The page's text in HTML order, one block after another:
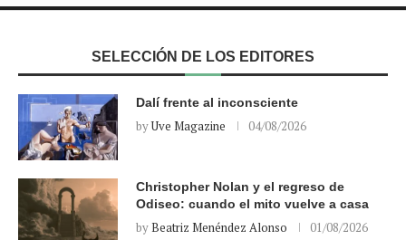
SELECCIÓN DE LOS EDITORES
Dalí frente al inconsciente
byUve Magazine 04/08/2026
Christopher Nolan y el regreso de
Odiseo: cuando el mito vuelve a casa
byBeatriz Menéndez Alonso 01/08/2026